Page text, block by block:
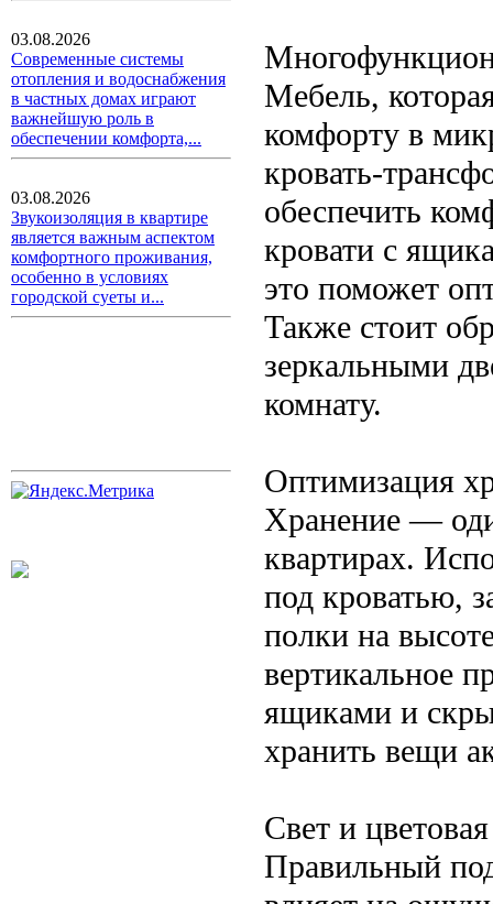
03.08.2026
Современные системы
отопления и водоснабжения
в частных домах играют
важнейшую роль в
обеспечении комфорта,...
03.08.2026
Звукоизоляция в квартире
является важным аспектом
комфортного проживания,
особенно в условиях
городской суеты и...
Мебель,
комфорту в
кровать-
обеспечить
кровати с
это поможет
Также стоит
зеркальными
комнату.
Оптимизация
Хранение —
квартирах.
под кроватью,
полки на
вертикальное
ящиками и
хранить вещи
Свет и
Правильный